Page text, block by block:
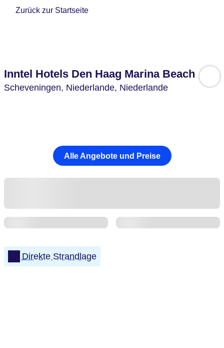
Zurück zur Startseite
Inntel Hotels Den Haag Marina Beach
Scheveningen, Niederlande, Niederlande
Alle Angebote und Preise
Direkte Strandlage